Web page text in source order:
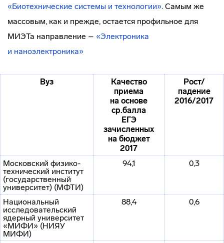
«Биотехнические системы и технологии». Самым же
массовым, как и прежде, остается профильное для
МИЭТа направление – «Электроника
и наноэлектроника»
Вуз
Качество
приема
на основе
ср.балла
ЕГЭ
зачисленных
на бюджет
2017
Рост/
падение
2016/2017
Московский физико-
технический институт
(государственный
университет) (МФТИ)
94,1 0,3
Национальный
исследовательский
ядерный университет
«МИФИ» (НИЯУ
МИФИ)
88,4 0,6